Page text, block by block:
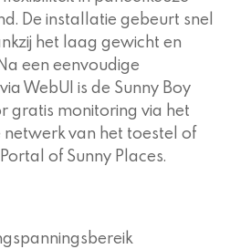
De installatie gebeurt snel
het laag gewicht en
een eenvoudige
WebUI is de Sunny Boy
gratis monitoring via het
van het toestel of
of Sunny Places.